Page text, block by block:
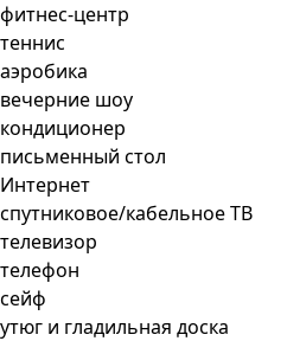
фитнес-центр
теннис
аэробика
вечерние шоу
кондиционер
письменный стол
Интернет
спутниковое/кабельное ТВ
телевизор
телефон
сейф
утюг и гладильная доска